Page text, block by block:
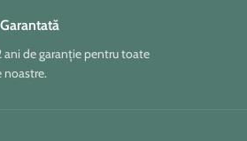
ani de garanție pentru toate
noastre.